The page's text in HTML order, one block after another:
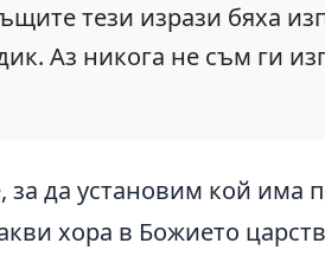
тези изрази бяха
Аз никога не съм ги
за да установим кой има
хора в Божието